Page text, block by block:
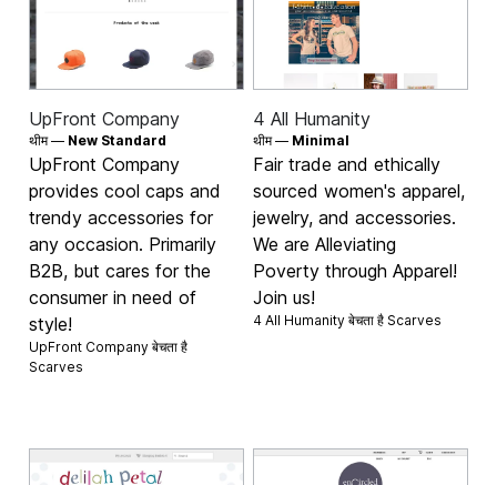
UpFront Company
थीम — New Standard
UpFront Company
provides cool caps and
trendy accessories for
any occasion. Primarily
B2B, but cares for the
consumer in need of
style!
UpFront Company बेचता है
Scarves
4 All Humanity
थीम — Minimal
Fair trade and ethically
sourced women's apparel,
jewelry, and accessories.
We are Alleviating
Poverty through Apparel!
Join us!
4 All Humanity बेचता है Scarves